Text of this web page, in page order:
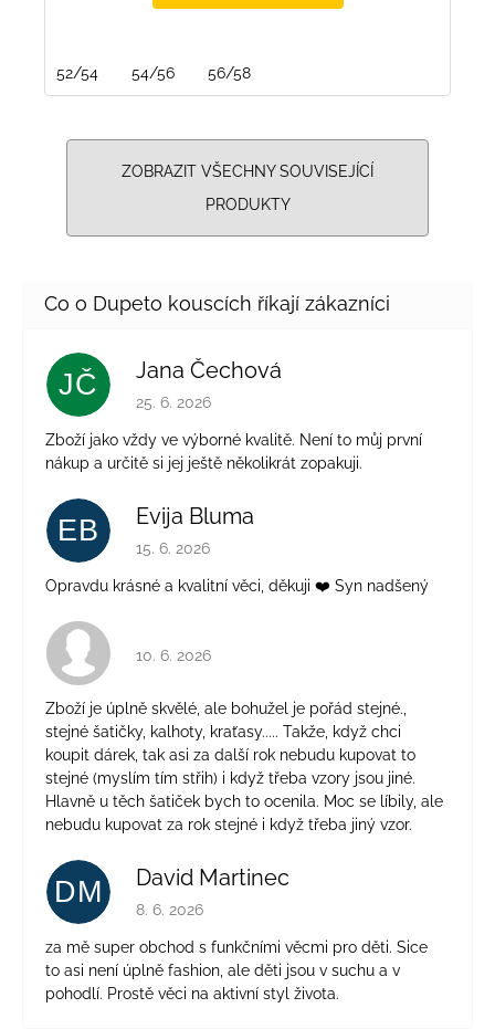
52/54 54/56 56/58
ZOBRAZIT VŠECHNY SOUVISEJÍCÍ
PRODUKTY
JČ Jana Čechová
Hodnocení obchodu je 5 z 5 hvězdiček.
25. 6. 2026
Zboží jako vždy ve výborné kvalitě. Není to můj první
nákup a určitě si jej ještě několikrát zopakuji.
EB Evija Bluma
Hodnocení obchodu je 5 z 5 hvězdiček.
15. 6. 2026
Opravdu krásné a kvalitní věci, děkuji ❤️ Syn nadšený
Hodnocení obchodu je 4 z 5 hvězdiček.
10. 6. 2026
Zboží je úplně skvělé, ale bohužel je pořád stejné.,
stejné šatičky, kalhoty, kraťasy..... Takže, když chci
koupit dárek, tak asi za další rok nebudu kupovat to
stejné (myslím tím střih) i když třeba vzory jsou jiné.
Hlavně u těch šatiček bych to ocenila. Moc se líbily, ale
nebudu kupovat za rok stejné i když třeba jiný vzor.
DM David Martinec
Hodnocení obchodu je 5 z 5 hvězdiček.
8. 6. 2026
za mě super obchod s funkčními věcmi pro děti. Sice
to asi není úplně fashion, ale děti jsou v suchu a v
pohodlí. Prostě věci na aktivní styl života.